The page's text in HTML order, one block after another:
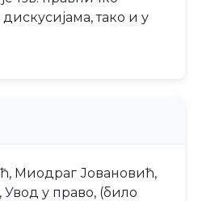
тако и у
Миодраг Јовановић,
Увод у право, (било